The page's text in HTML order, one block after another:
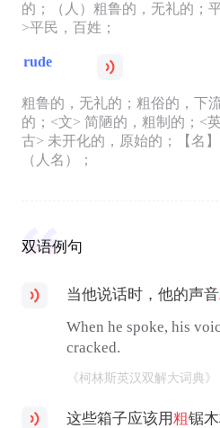
的；（人）粗鲁的，无礼的；
>平民，百姓；
rude
粗鲁的，无礼的；粗俗的，下
的；<文> 简陋的，粗制的；<
古> 未开化的，原始的；【名
（人名）；
双语例句
当他说话时，他的声音
When he spoke, his
cracked.
《柯林斯英汉双解大词典》
这些箱子应该用粗锯木